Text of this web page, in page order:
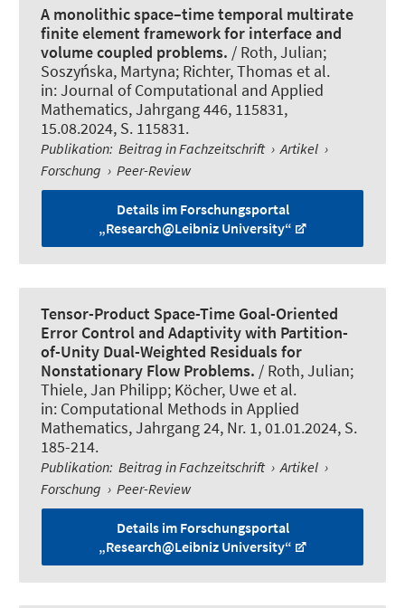
A monolithic space–time temporal multirate
finite element framework for interface and
volume coupled problems. / Roth, Julian;
Soszyńska, Martyna; Richter, Thomas et al.
in:Journal of Computational and Applied
Mathematics, Jahrgang 446, 115831,
15.08.2024, S. 115831.
Publikation: Beitrag in Fachzeitschrift › Artikel ›
Forschung › Peer-Review
Details im Forschungsportal
„Research@Leibniz University“
Tensor-Product Space-Time Goal-Oriented
Error Control and Adaptivity with Partition-
of-Unity Dual-Weighted Residuals for
Nonstationary Flow Problems. / Roth, Julian;
Thiele, Jan Philipp; Köcher, Uwe et al.
in: Computational Methods in Applied
Mathematics, Jahrgang 24, Nr. 1, 01.01.2024, S.
185-214.
Publikation: Beitrag in Fachzeitschrift › Artikel ›
Forschung › Peer-Review
Details im Forschungsportal
„Research@Leibniz University“